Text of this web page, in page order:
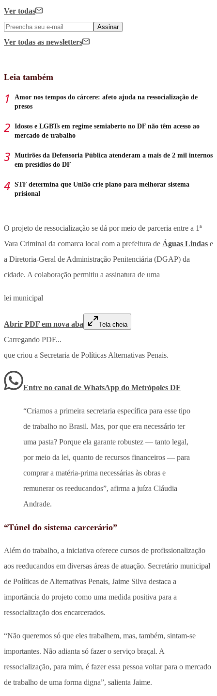
Ver todas
Assinar
Ver todas as newsletters
Leia também
Amor nos tempos do cárcere: afeto ajuda na ressocialização de
presos
Idosos e LGBTs em regime semiaberto no DF não têm acesso ao
mercado de trabalho
Mutirões da Defensoria Pública atenderam a mais de 2 mil internos
em presídios do DF
STF determina que União crie plano para melhorar sistema
prisional
O projeto de ressocialização se dá por meio de parceria entre a 1ª
Vara Criminal da comarca local com a prefeitura de Águas Lindas e
a Diretoria-Geral de Administração Penitenciária (DGAP) da
cidade. A colaboração permitiu a assinatura de uma
lei municipal
Abrir PDF em nova aba Tela cheia
Carregando PDF...
que criou a Secretaria de Políticas Alternativas Penais.
Entre no canal de WhatsApp do Metrópoles DF
“Criamos a primeira secretaria específica para esse tipo
de trabalho no Brasil. Mas, por que era necessário ter
uma pasta? Porque ela garante robustez — tanto legal,
por meio da lei, quanto de recursos financeiros — para
comprar a matéria-prima necessárias às obras e
remunerar os reeducandos”, afirma a juíza Cláudia
Andrade.
“Túnel do sistema carcerário”
Além do trabalho, a iniciativa oferece cursos de profissionalização
aos reeducandos em diversas áreas de atuação. Secretário municipal
de Políticas de Alternativas Penais, Jaime Silva destaca a
importância do projeto como uma medida positiva para a
ressocialização dos encarcerados.
“Não queremos só que eles trabalhem, mas, também, sintam-se
importantes. Não adianta só fazer o serviço braçal. A
ressocialização, para mim, é fazer essa pessoa voltar para o mercado
de trabalho de uma forma digna”, salienta Jaime.